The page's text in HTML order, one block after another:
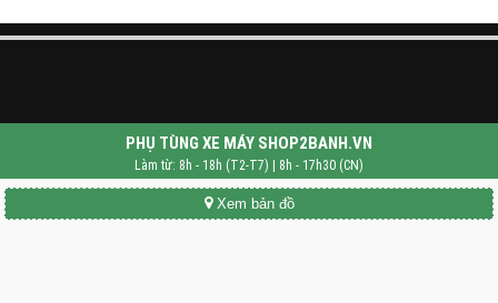
PHỤ TÙNG XE MÁY SHOP2BANH.VN
Làm từ: 8h - 18h (T2-T7) | 8h - 17h30 (CN)
Xem bản đồ